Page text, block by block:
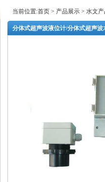
当前位置:首页 > 产品展示 > 水文
分体式超声波液位计/分体式超声波